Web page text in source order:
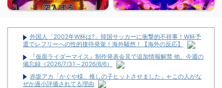
外国人「2002年W杯は?」韓国サッカーに衝撃的不祥事！W杯予
選でレフリーへの性的接待発覚！海外騒然！【海外の反応】
『仮面ライダーマイス』制作発表会見で追加情報解禁 他、今週の
備忘録（2026/7/31～2026/8/6）
赤坂アカ「かぐや様、推しの子ヒットさせました」←この人がな
ぜか過小評価されてる理由